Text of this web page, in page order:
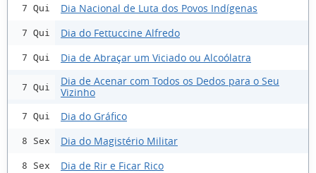
7 Qui Dia Nacional de Luta dos Povos Indígenas
7 Qui Dia do Fettuccine Alfredo
7 Qui Dia de Abraçar um Viciado ou Alcoólatra
7 Qui
Dia de Acenar com Todos os Dedos para o Seu
Vizinho
7 Qui Dia do Gráfico
8 Sex Dia do Magistério Militar
8 Sex Dia de Rir e Ficar Rico